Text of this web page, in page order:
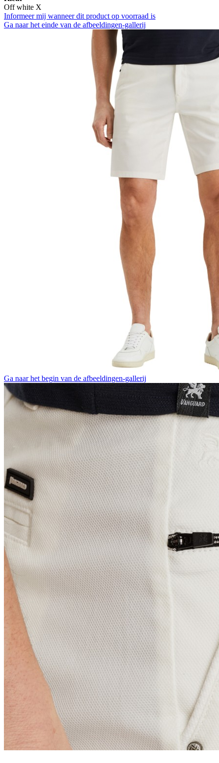
Off white X
Informeer mij wanneer dit product op voorraad is
Ga naar het einde van de afbeeldingen-gallerij
Ga naar het begin van de afbeeldingen-gallerij